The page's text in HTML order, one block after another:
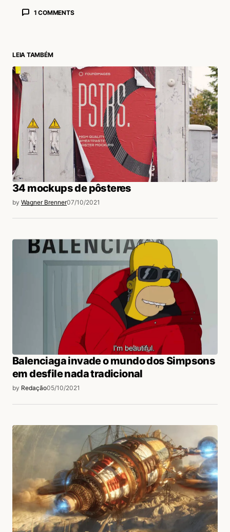
1 COMMENTS
Boa tarde! Qual a dimensão dessa caixa?
Acesse para responder
login
LEIA TAMBÉM
34 mockups de pôsteres
by Wagner Brenner07/10/2021
Balenciaga invade o mundo dos Simpsons
em desfile nada tradicional
by Redação05/10/2021